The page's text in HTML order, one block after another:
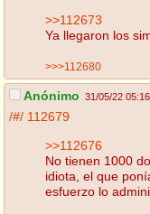
>>112673
Ya llegaron los
>>>112680
Anónimo 31/05/22 05:16
/#/ 112679
>>112676
No tienen 1000
idiota, el que
esfuerzo lo